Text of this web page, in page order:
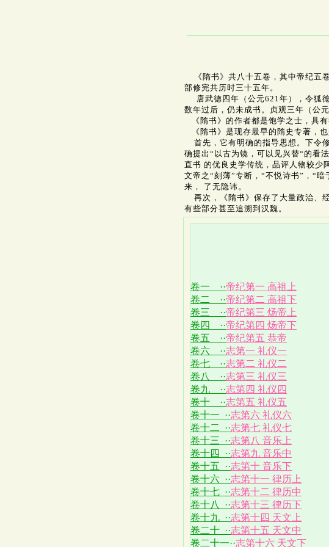
《隋书》共八十五卷，其中帝纪
部修完共历时三十五年。
唐武德四年（公元621年），令狐
数年过后，仍未成书。贞观三年（公
《隋书》的作者都是饱学之士，具有
《隋书》是现存最早的隋史专著，
首先，它有明确的指导思想。下令
确提出“以古为镜，可以见兴替“的看
直书 的优良史学传统，品评人物较少
文帝之“刻薄”专断，“不悦诗书”，“
来， 了无隐讳。
再次，《隋书》保存了大量政治、
有些部分甚至追溯到汉魏。
卷一 ··帝纪第一 高祖上
卷二 ··帝纪第二 高祖下
卷三 ··帝纪第三 炀帝上
卷四 ··帝纪第四 炀帝下
卷五 ··帝纪第五 恭帝
卷六 ··志第一 礼仪一
卷七 ··志第二 礼仪二
卷八 ··志第三 礼仪三
卷九 ··志第四 礼仪四
卷十 ··志第五 礼仪五
卷十一 ··志第六 礼仪六
卷十二 ··志第七 礼仪七
卷十三 ··志第八 音乐上
卷十四 ··志第九 音乐中
卷十五 ··志第十 音乐下
卷十六 ··志第十一 律历上
卷十七 ··志第十二 律历中
卷十八 ··志第十三 律历下
卷十九 ··志第十四 天文上
卷二十 ··志第十五 天文中
卷二十一··志第十六 天文下